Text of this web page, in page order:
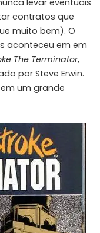
contratos que
muito bem). O
aconteceu em em
The Terminator,
por Steve Erwin.
um grande